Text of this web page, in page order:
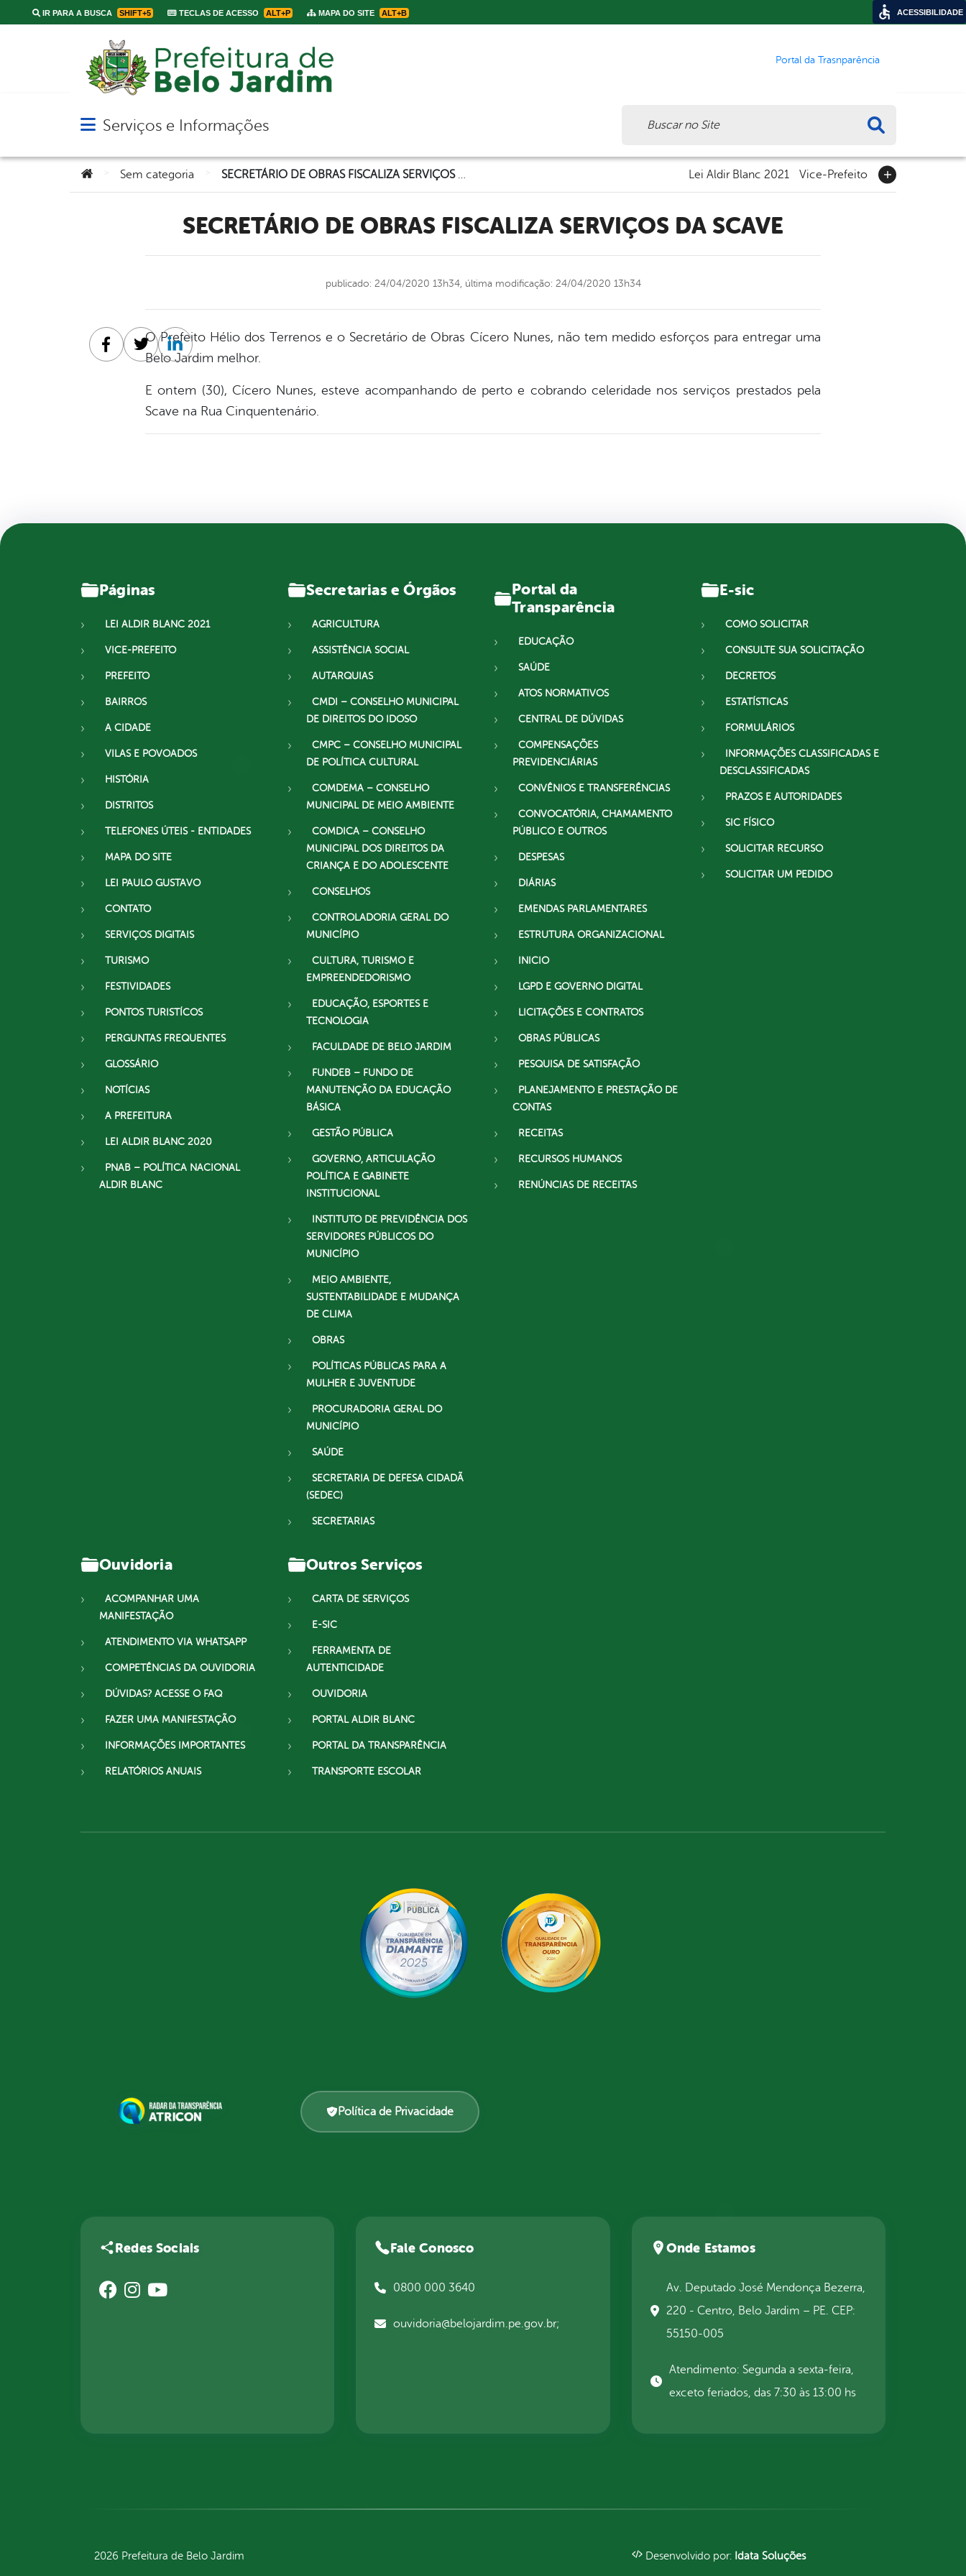
IR PARA A BUSCA SHIFT+5 TECLAS DE ACESSO ALT+P MAPA DO SITE ALT+B
Portal da Trasnparência
Abrir menu principal de navegação
Serviços e Informações
Você está aqui:Sem categoria Lei Aldir Blanc 2021 Vice-Prefeito
SECRETÁRIO DE OBRAS FISCALIZA SERVIÇOS DA SCAVE
publicado: 24/04/2020 13h34, última modificação: 24/04/2020 13h34
O Prefeito Hélio dos Terrenos e o Secretário de Obras Cícero Nunes, não tem medido esforços para entregar uma
Belo Jardim melhor.
E ontem (30), Cícero Nunes, esteve acompanhando de perto e cobrando celeridade nos serviços prestados pela
Scave na Rua Cinquentenário.
Facebook
TwitterLinkedin
Páginas
LEI ALDIR BLANC 2021
VICE-PREFEITO
PREFEITO
BAIRROS
A CIDADE
VILAS E POVOADOS
HISTÓRIA
DISTRITOS
TELEFONES ÚTEIS - ENTIDADES
MAPA DO SITE
LEI PAULO GUSTAVO
CONTATO
SERVIÇOS DIGITAIS
TURISMO
FESTIVIDADES
PONTOS TURISTÍCOS
PERGUNTAS FREQUENTES
GLOSSÁRIO
NOTÍCIAS
A PREFEITURA
LEI ALDIR BLANC 2020
PNAB – POLÍTICA NACIONAL
ALDIR BLANC
Secretarias e Órgãos
AGRICULTURA
ASSISTÊNCIA SOCIAL
AUTARQUIAS
CMDI – CONSELHO MUNICIPAL
DE DIREITOS DO IDOSO
CMPC – CONSELHO MUNICIPAL
DE POLÍTICA CULTURAL
COMDEMA – CONSELHO
MUNICIPAL DE MEIO AMBIENTE
COMDICA – CONSELHO
MUNICIPAL DOS DIREITOS DA
CRIANÇA E DO ADOLESCENTE
CONSELHOS
CONTROLADORIA GERAL DO
MUNICÍPIO
CULTURA, TURISMO E
EMPREENDEDORISMO
EDUCAÇÃO, ESPORTES E
TECNOLOGIA
FACULDADE DE BELO JARDIM
FUNDEB – FUNDO DE
MANUTENÇÃO DA EDUCAÇÃO
BÁSICA
GESTÃO PÚBLICA
GOVERNO, ARTICULAÇÃO
POLÍTICA E GABINETE
INSTITUCIONAL
INSTITUTO DE PREVIDÊNCIA DOS
SERVIDORES PÚBLICOS DO
MUNICÍPIO
MEIO AMBIENTE,
SUSTENTABILIDADE E MUDANÇA
DE CLIMA
OBRAS
POLÍTICAS PÚBLICAS PARA A
MULHER E JUVENTUDE
PROCURADORIA GERAL DO
MUNICÍPIO
SAÚDE
SECRETARIA DE DEFESA CIDADÃ
(SEDEC)
SECRETARIAS
Portal da
Transparência
EDUCAÇÃO
SAÚDE
ATOS NORMATIVOS
CENTRAL DE DÚVIDAS
COMPENSAÇÕES
PREVIDENCIÁRIAS
CONVÊNIOS E TRANSFERÊNCIAS
CONVOCATÓRIA, CHAMAMENTO
PÚBLICO E OUTROS
DESPESAS
DIÁRIAS
EMENDAS PARLAMENTARES
ESTRUTURA ORGANIZACIONAL
INICIO
LGPD E GOVERNO DIGITAL
LICITAÇÕES E CONTRATOS
OBRAS PÚBLICAS
PESQUISA DE SATISFAÇÃO
PLANEJAMENTO E PRESTAÇÃO DE
CONTAS
RECEITAS
RECURSOS HUMANOS
RENÚNCIAS DE RECEITAS
E-sic
COMO SOLICITAR
CONSULTE SUA SOLICITAÇÃO
DECRETOS
ESTATÍSTICAS
FORMULÁRIOS
INFORMAÇÕES CLASSIFICADAS E
DESCLASSIFICADAS
PRAZOS E AUTORIDADES
SIC FÍSICO
SOLICITAR RECURSO
SOLICITAR UM PEDIDO
Ouvidoria
ACOMPANHAR UMA
MANIFESTAÇÃO
ATENDIMENTO VIA WHATSAPP
COMPETÊNCIAS DA OUVIDORIA
DÚVIDAS? ACESSE O FAQ
FAZER UMA MANIFESTAÇÃO
INFORMAÇÕES IMPORTANTES
RELATÓRIOS ANUAIS
Outros Serviços
CARTA DE SERVIÇOS
E-SIC
FERRAMENTA DE
AUTENTICIDADE
OUVIDORIA
PORTAL ALDIR BLANC
PORTAL DA TRANSPARÊNCIA
TRANSPORTE ESCOLAR
Política de Privacidade
Redes Sociais Fale Conosco
0800 000 3640
ouvidoria@belojardim.pe.gov.br;
Onde Estamos
Av. Deputado José Mendonça Bezerra,
220 - Centro, Belo Jardim – PE. CEP:
55150-005
Atendimento: Segunda a sexta-feira,
exceto feriados, das 7:30 às 13:00 hs
2026 Prefeitura de Belo Jardim Desenvolvido por: Idata Soluções
ACESSIBILIDADE